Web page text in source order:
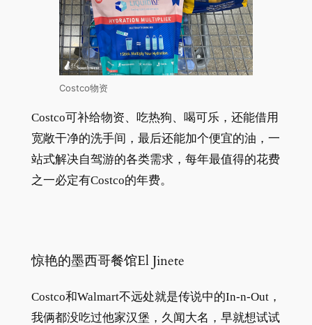
Costco物资
Costco可补给物资、吃热狗、喝可乐，还能借用
宽敞干净的洗手间，最后还能加个便宜的油，一
站式解决自驾游的各类需求，每年最值得的花费
之一必定有Costco的年费。
惊艳的墨西哥餐馆El Jinete
Costco和Walmart不远处就是传说中的In-n-Out，
我俩都没吃过他家汉堡，久闻大名，早就想试试